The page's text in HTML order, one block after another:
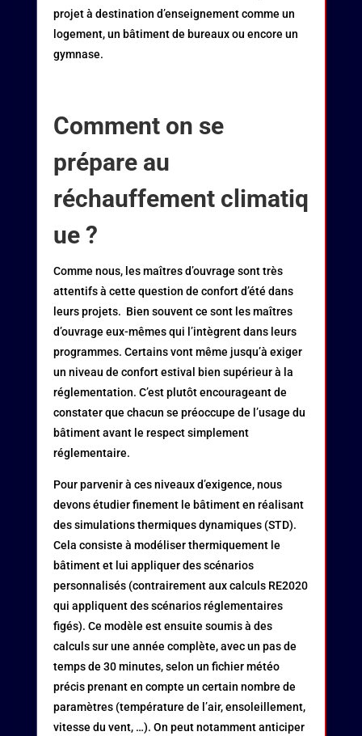
projet à destination d’enseignement comme un
logement, un bâtiment de bureaux ou encore un
gymnase.
Comment on se
prépare au
réchauffement climatiq
ue ?
Comme nous, les maîtres d’ouvrage sont très
attentifs à cette question de confort d’été dans
leurs projets. Bien souvent ce sont les maîtres
d’ouvrage eux-mêmes qui l’intègrent dans leurs
programmes. Certains vont même jusqu’à exiger
un niveau de confort estival bien supérieur à la
réglementation. C’est plutôt encourageant de
constater que chacun se préoccupe de l’usage du
bâtiment avant le respect simplement
réglementaire.
Pour parvenir à ces niveaux d’exigence, nous
devons étudier finement le bâtiment en réalisant
des simulations thermiques dynamiques (STD).
Cela consiste à modéliser thermiquement le
bâtiment et lui appliquer des scénarios
personnalisés (contrairement aux calculs RE2020
qui appliquent des scénarios réglementaires
figés). Ce modèle est ensuite soumis à des
calculs sur une année complète, avec un pas de
temps de 30 minutes, selon un fichier météo
précis prenant en compte un certain nombre de
paramètres (température de l’air, ensoleillement,
vitesse du vent, …). On peut notamment anticiper